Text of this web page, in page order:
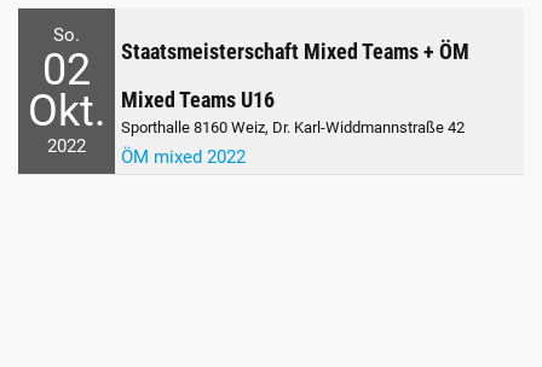
So.
02
Okt.
2022
Staatsmeisterschaft Mixed Teams + ÖM
Mixed Teams U16
Sporthalle 8160 Weiz, Dr. Karl-Widdmannstraße 42
ÖM mixed 2022